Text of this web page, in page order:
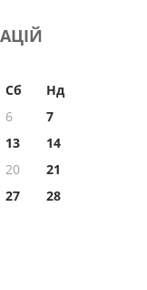
Сб
Нд
6
7
13
14
20
21
27
28